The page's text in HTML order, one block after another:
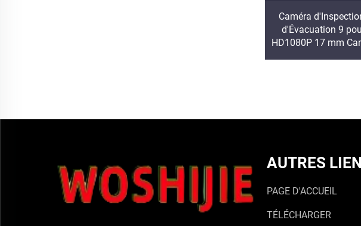
Caméra
d'Évacuation 9
HD1080P 17 mm
AUTRES
PAGE D'ACCUEIL
TÉLÉCHARGER